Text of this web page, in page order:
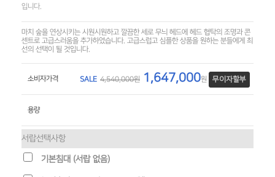
입니다.
마치 숲을 연상시키는 시원시원하고 깔끔한 세로 무늬 헤드에 헤드 협탁의 조명과 콘
센트로 고급스러움을 추가하였습니다. 고급스럽고 심플한 상품을 원하는 분들에게 최
선의 선택이 될 것입니다.
소비자가격 SALE 4,540,000원 1,647,000원 무이자할부
용량
서랍선택사항
기본침대 (서랍 없음)